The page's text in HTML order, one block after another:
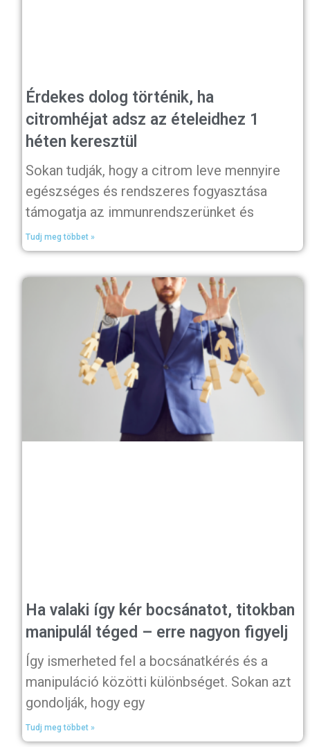
Érdekes dolog történik, ha
citromhéjat adsz az ételeidhez 1
héten keresztül
Sokan tudják, hogy a citrom leve mennyire
egészséges és rendszeres fogyasztása
támogatja az immunrendszerünket és
Tudj meg többet »
Ha valaki így kér bocsánatot, titokban
manipulál téged – erre nagyon figyelj
Így ismerheted fel a bocsánatkérés és a
manipuláció közötti különbséget. Sokan azt
gondolják, hogy egy
Tudj meg többet »